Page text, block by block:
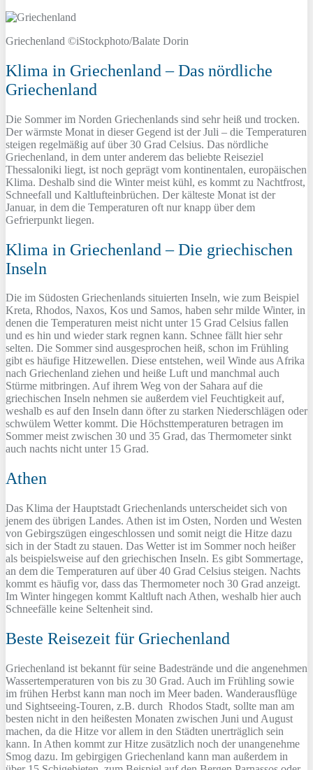
Griechenland ©iStockphoto/Balate Dorin
Klima in Griechenland – Das nördliche
Griechenland
Die Sommer im Norden Griechenlands sind sehr heiß und trocken.
Der wärmste Monat in dieser Gegend ist der Juli – die Temperaturen
steigen regelmäßig auf über 30 Grad Celsius. Das nördliche
Griechenland, in dem unter anderem das beliebte Reiseziel
Thessaloniki liegt, ist noch geprägt vom kontinentalen, europäischen
Klima. Deshalb sind die Winter meist kühl, es kommt zu Nachtfrost,
Schneefall und Kaltlufteinbrüchen. Der kälteste Monat ist der
Januar, in dem die Temperaturen oft nur knapp über dem
Gefrierpunkt liegen.
Klima in Griechenland – Die griechischen
Inseln
Die im Südosten Griechenlands situierten Inseln, wie zum Beispiel
Kreta, Rhodos, Naxos, Kos und Samos, haben sehr milde Winter, in
denen die Temperaturen meist nicht unter 15 Grad Celsius fallen
und es hin und wieder stark regnen kann. Schnee fällt hier sehr
selten. Die Sommer sind ausgesprochen heiß, schon im Frühling
gibt es häufige Hitzewellen. Diese entstehen, weil Winde aus Afrika
nach Griechenland ziehen und heiße Luft und manchmal auch
Stürme mitbringen. Auf ihrem Weg von der Sahara auf die
griechischen Inseln nehmen sie außerdem viel Feuchtigkeit auf,
weshalb es auf den Inseln dann öfter zu starken Niederschlägen oder
schwülem Wetter kommt. Die Höchsttemperaturen betragen im
Sommer meist zwischen 30 und 35 Grad, das Thermometer sinkt
auch nachts nicht unter 15 Grad.
Athen
Das Klima der Hauptstadt Griechenlands unterscheidet sich von
jenem des übrigen Landes. Athen ist im Osten, Norden und Westen
von Gebirgszügen eingeschlossen und somit neigt die Hitze dazu
sich in der Stadt zu stauen. Das Wetter ist im Sommer noch heißer
als beispielsweise auf den griechischen Inseln. Es gibt Sommertage,
an dem die Temperaturen auf über 40 Grad Celsius steigen. Nachts
kommt es häufig vor, dass das Thermometer noch 30 Grad anzeigt.
Im Winter hingegen kommt Kaltluft nach Athen, weshalb hier auch
Schneefälle keine Seltenheit sind.
Beste Reisezeit für Griechenland
Griechenland ist bekannt für seine Badestrände und die angenehmen
Wassertemperaturen von bis zu 30 Grad. Auch im Frühling sowie
im frühen Herbst kann man noch im Meer baden. Wanderausflüge
und Sightseeing-Touren, z.B. durch Rhodos Stadt, sollte man am
besten nicht in den heißesten Monaten zwischen Juni und August
machen, da die Hitze vor allem in den Städten unerträglich sein
kann. In Athen kommt zur Hitze zusätzlich noch der unangenehme
Smog dazu. Im gebirgigen Griechenland kann man außerdem in